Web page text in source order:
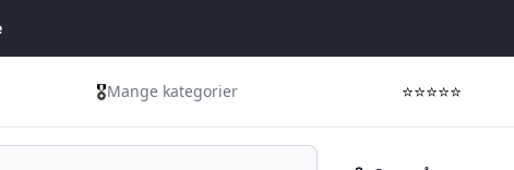
🎖️Mange kategorier ⭐⭐⭐⭐⭐